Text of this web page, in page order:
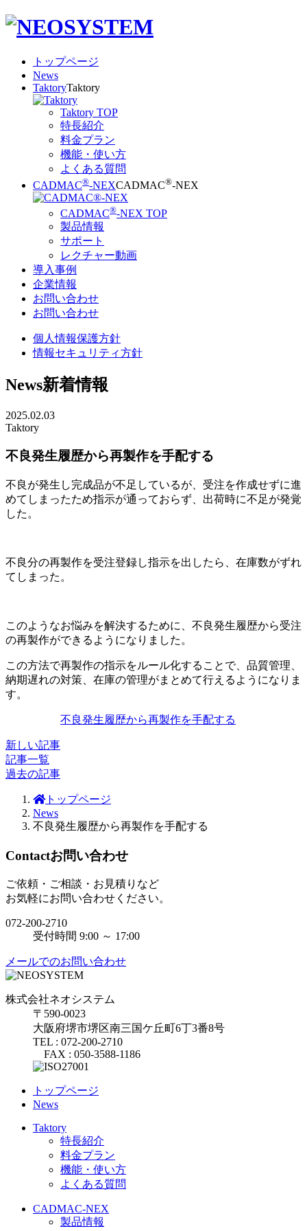
トップページ
News
TaktoryTaktory
Taktory TOP
特長紹介
料金プラン
機能・使い方
よくある質問
CADMAC®-NEXCADMAC®-NEX
CADMAC®-NEX TOP
製品情報
サポート
レクチャー動画
導入事例
企業情報
お問い合わせ
お問い合わせ
個人情報保護方針
情報セキュリティ方針
News新着情報
2025.02.03
Taktory
不良発生履歴から再製作を手配する
不良が発生し完成品が不足しているが、受注を作成せずに進
めてしまったため指示が通っておらず、出荷時に不足が発覚
した。
不良分の再製作を受注登録し指示を出したら、在庫数がずれ
てしまった。
このようなお悩みを解決するために、不良発生履歴から受注
の再製作ができるようになりました。
この方法で再製作の指示をルール化することで、品質管理、
納期遅れの対策、在庫の管理がまとめて行えるようになりま
す。
不良発生履歴から再製作を手配する
新しい記事
記事一覧
過去の記事
トップページ
News
不良発生履歴から再製作を手配する
Contactお問い合わせ
ご依頼・ご相談・お見積りなど
お気軽にお問い合わせください。
072-200-2710
受付時間 9:00 ～ 17:00
メールでのお問い合わせ
株式会社ネオシステム
〒590-0023
大阪府堺市堺区南三国ケ丘町6丁3番8号
TEL : 072-200-2710
FAX : 050-3588-1186
トップページ
News
Taktory
特長紹介
料金プラン
機能・使い方
よくある質問
CADMAC-NEX
製品情報